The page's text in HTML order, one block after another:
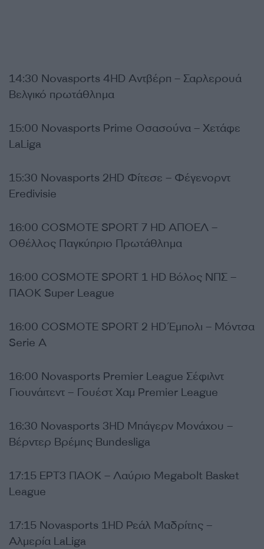
14:30 Novasports 4HD Αντβέρπ – Σαρλερουά
Βελγικό πρωτάθλημα
15:00 Novasports Prime Οσασούνα – Χετάφε
LaLiga
15:30 Novasports 2HD Φίτεσε – Φέγενορντ
Eredivisie
16:00 COSMOTE SPORT 7 HD ΑΠΟΕΛ –
Οθέλλος Παγκύπριο Πρωτάθλημα
16:00 COSMOTE SPORT 1 HD Βόλος ΝΠΣ –
ΠΑΟΚ Super League
16:00 COSMOTE SPORT 2 HD Έμπολι – Μόντσα
Serie A
16:00 Novasports Premier League Σέφιλντ
Γιουνάιτεντ – Γουέστ Χαμ Premier League
16:30 Novasports 3HD Μπάγερν Μονάχου –
Βέρντερ Βρέμης Bundesliga
17:15 ΕΡΤ3 ΠΑΟΚ – Λαύριο Megabolt Basket
League
17:15 Novasports 1HD Ρεάλ Μαδρίτης –
Αλμερία LaLiga